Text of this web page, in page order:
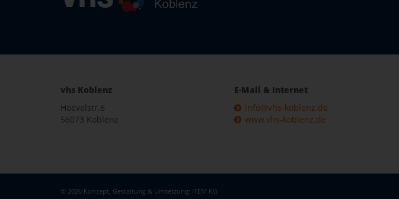
vhs Koblenz
Hoevelstr.6
56073 Koblenz
E-Mail & Internet
info@vhs-koblenz.de
www.vhs-koblenz.de
© 2026 Konzept, Gestaltung & Umsetzung: ITEM KG